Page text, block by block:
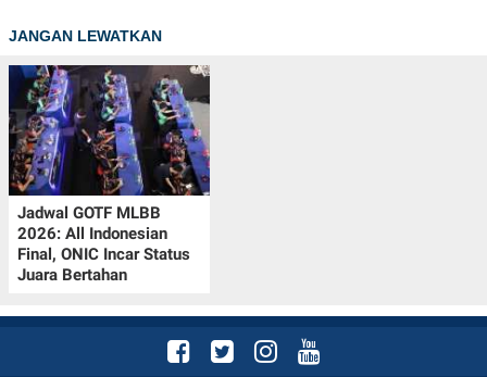
JANGAN LEWATKAN
Jadwal GOTF MLBB
2026: All Indonesian
Final, ONIC Incar Status
Juara Bertahan